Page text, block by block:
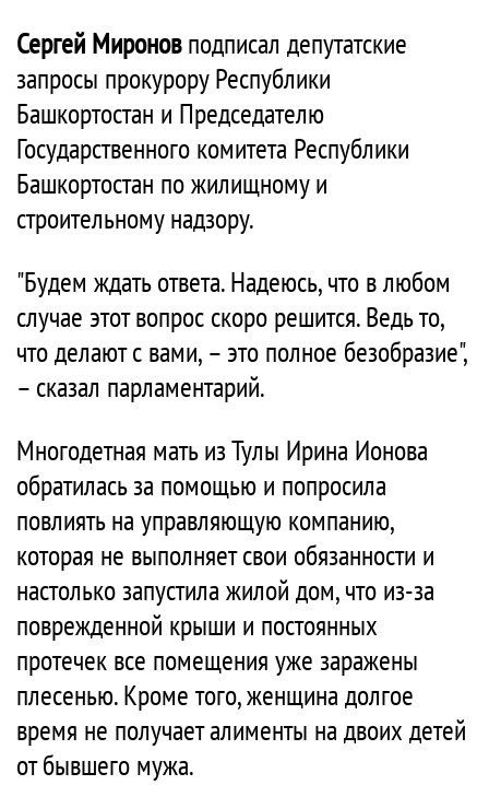
Сергей Мироновподписал депутатские
запросы прокурору Республики
Башкортостан и Председателю
Государственного комитета Республики
Башкортостан по жилищному и
строительному надзору.
"Будем ждать ответа. Надеюсь, что в любом
случае этот вопрос скоро решится. Ведь то,
что делают с вами, – это полное безобразие",
– сказал парламентарий.
Многодетная мать из Тулы Ирина Ионова
обратилась за помощью и попросила
повлиять на управляющую компанию,
которая не выполняет свои обязанности и
настолько запустила жилой дом, что из-за
поврежденной крыши и постоянных
протечек все помещения уже заражены
плесенью. Кроме того, женщина долгое
время не получает алименты на двоих детей
от бывшего мужа.